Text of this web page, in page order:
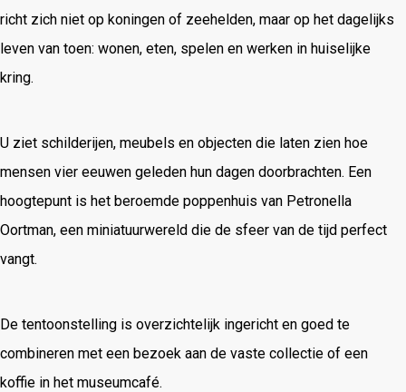
richt zich niet op koningen of zeehelden, maar op het dagelijks
leven van toen: wonen, eten, spelen en werken in huiselijke
kring.
U ziet schilderijen, meubels en objecten die laten zien hoe
mensen vier eeuwen geleden hun dagen doorbrachten. Een
hoogtepunt is het beroemde poppenhuis van Petronella
Oortman, een miniatuurwereld die de sfeer van de tijd perfect
vangt.
De tentoonstelling is overzichtelijk ingericht en goed te
combineren met een bezoek aan de vaste collectie of een
koffie in het museumcafé.